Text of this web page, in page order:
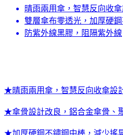
晴雨兩用傘，智慧反向收
雙層傘布零透光，加厚硬鋼
防紫外線黑膠，阻隔紫外線
★晴雨兩用傘，智慧反向收傘設
★傘骨設計改良，鋁合金傘骨、
★加厚硬鋼不鏽鋼中棒，減少搖